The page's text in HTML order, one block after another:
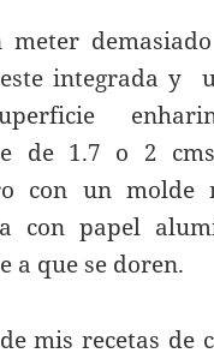
integrada y
de 1.7 o 2
con un molde
con papel
a que se doren.
mis recetas de